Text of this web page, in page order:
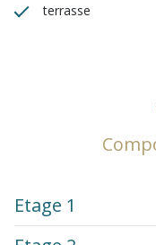
terrasse
Etage 1